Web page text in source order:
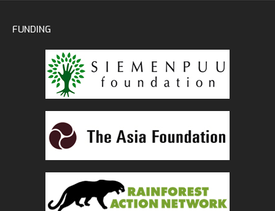
FUNDING